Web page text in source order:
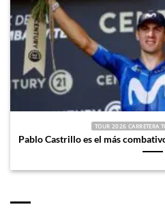
TOUR 2026 CARRETERA
Pablo Castrillo es el más